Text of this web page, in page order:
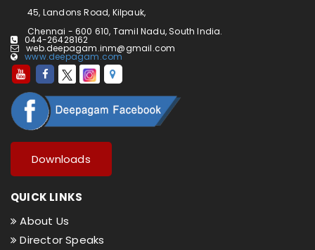
45, Landons Road, Kilpauk,
Chennai - 600 610, Tamil Nadu, South India.
044-26428162
web.deepagam.inm@gmail.com
www.deepagam.com
Downloads
QUICK LINKS
About Us
Director Speaks